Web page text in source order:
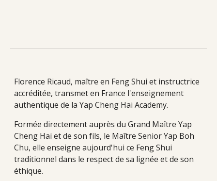
Florence Ricaud, maître en Feng Shui et instructrice
accréditée, transmet en France l'enseignement
authentique de la Yap Cheng Hai Academy.
Formée directement auprès du Grand Maître Yap
Cheng Hai et de son fils, le Maître Senior Yap Boh
Chu, elle enseigne aujourd'hui ce Feng Shui
traditionnel dans le respect de sa lignée et de son
éthique.